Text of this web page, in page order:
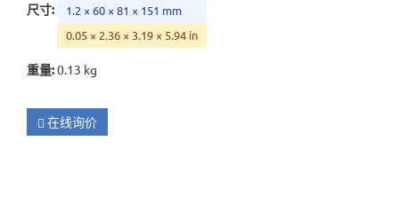
尺寸:
1.2 × 60 × 81 × 151 mm
0.05 × 2.36 × 3.19 × 5.94 in
重量:0.13 kg
在线询价